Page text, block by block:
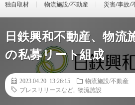
独自取材 物流施設/不動産 災害/事故/
日鉄興和不動産、物流
の私募リート組成
2023.04.20 13:26:15
物流施設/不動産
プレスリリースなど
物流施設